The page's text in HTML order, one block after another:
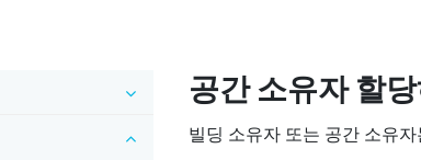
공간 소유자 할
빌딩 소유자 또는 공간 소유